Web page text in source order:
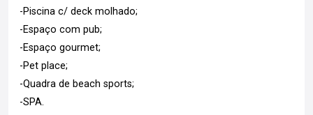
-Piscina c/ deck molhado;
-Espaço com pub;
-Espaço gourmet;
-Pet place;
-Quadra de beach sports;
-SPA.